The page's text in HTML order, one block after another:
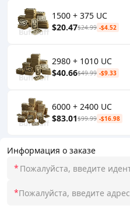
Информация о заказе
*
*
1500 + 375 UC
$20.47$24.99 -$4.52
2980 + 1010 UC
$40.66$49.99 -$9.33
6000 + 2400 UC
$83.01$99.99 -$16.98